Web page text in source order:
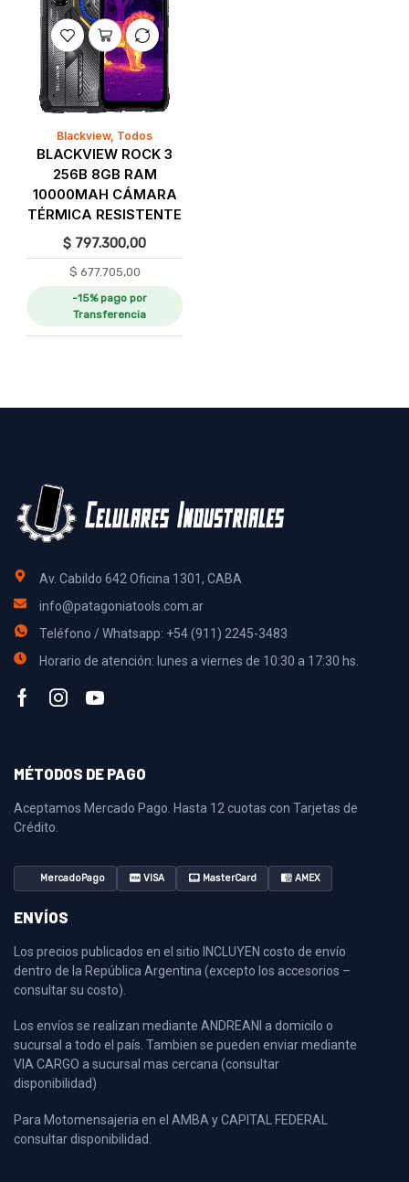
Blackview, Todos
BLACKVIEW ROCK 3
256B 8GB RAM
10000MAH CÁMARA
TÉRMICA RESISTENTE
$ 797.300,00
$ 677.705,00
-15% pago por
Transferencia
Av. Cabildo 642 Oficina 1301, CABA
info@patagoniatools.com.ar
Teléfono / Whatsapp: +54 (911) 2245-3483
Horario de atención: lunes a viernes de 10:30 a 17:30 hs.
MÉTODOS DE PAGO
Aceptamos Mercado Pago. Hasta 12 cuotas con Tarjetas de
Crédito.
MercadoPago VISA MasterCard AMEX
ENVÍOS
Los precios publicados en el sitio INCLUYEN costo de envío
dentro de la República Argentina (excepto los accesorios –
consultar su costo).
Los envíos se realizan mediante ANDREANI a domicilo o
sucursal a todo el país. Tambien se pueden enviar mediante
VIA CARGO a sucursal mas cercana (consultar
disponibilidad)
Para Motomensajeria en el AMBA y CAPITAL FEDERAL
consultar disponibilidad.